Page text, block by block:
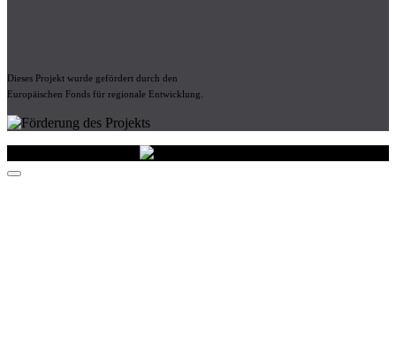
Dieses Projekt wurde gefördert durch den
Europäischen Fonds für regionale Entwicklung.